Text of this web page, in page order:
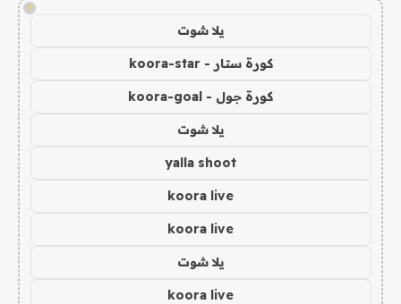
!
يلا شوت
كورة ستار - koora-star
كورة جول - koora-goal
يلا شوت
yalla shoot
koora live
koora live
يلا شوت
koora live